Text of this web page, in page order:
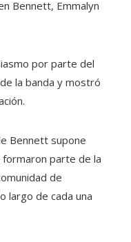
Bennett, Emmalyn
por parte del
la banda y mostró
Bennett supone
parte de la
de
largo de cada una